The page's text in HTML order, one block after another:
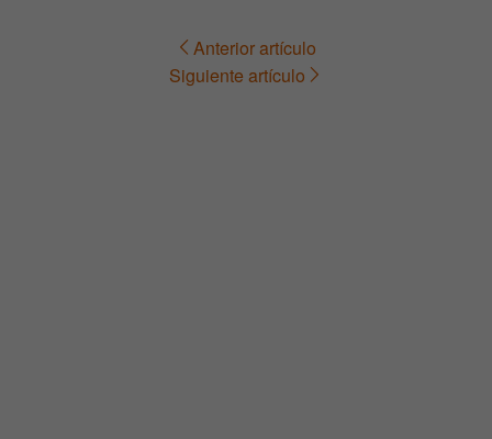
Navegación Anterior artículo
Siguiente artículo